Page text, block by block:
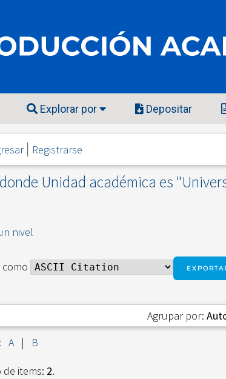
Explorar por Depositar
Registrarse
Unidad académica es
nivel
como
Agrupar por:
A | B
de items: 2.